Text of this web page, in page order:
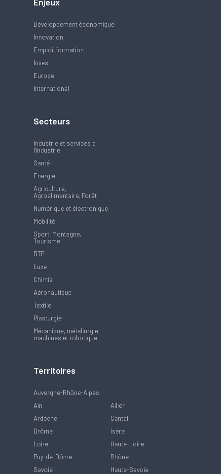
Développement économique
Innovation
Emploi, formation
Invest
Europe
International
Secteurs
Industrie et services à
l'industrie
Santé
Energie
Agriculture,
Agroalimentaire, Forêt
Numérique et électronique
Mobilité
Sport, Montagne,
Tourisme
BTP
Luxe
Chimie
Aéronautique
Textile
Plasturgie
Mécanique, métallurgie,
machines et robotique
Territoires
Auvergne-Rhône-Alpes
Ain
Allier
Ardèche
Cantal
Drôme
Isère
Loire
Haute-Loire
Puy-de-Dôme
Rhône
Savoie
Haute-Savoie